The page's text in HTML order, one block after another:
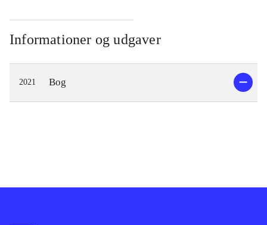
Informationer og udgaver
2021 Bog